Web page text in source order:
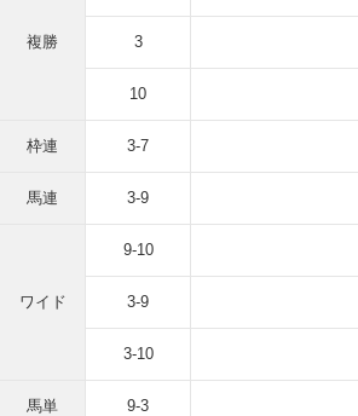
複勝 3
10
枠連 3-7
馬連 3-9
ワイド
9-10
3-9
3-10
馬単 9-3